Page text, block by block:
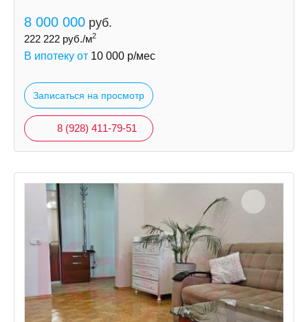
8 000 000 руб.
222 222 руб./м2
В ипотеку от 10 000 р/мес
Записаться на просмотр
8 (928) 411-79-51